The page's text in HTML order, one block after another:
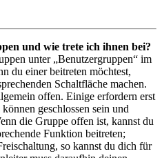
und wie trete ich ihnen bei?
unter „Benutzergruppen“ im
du einer beitreten möchtest,
Schaltfläche machen.
offen. Einige erfordern erst
geschlossen sein und
die Gruppe offen ist, kannst du
Funktion beitreten;
so kannst du dich für